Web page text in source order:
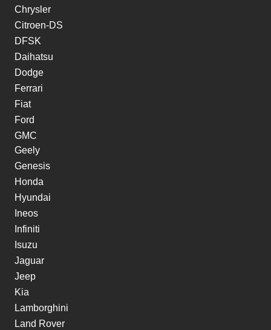
Chrysler
Citroen-DS
DFSK
Daihatsu
Dodge
Ferrari
Fiat
Ford
GMC
Geely
Genesis
Honda
Hyundai
Ineos
Infiniti
Isuzu
Jaguar
Jeep
Kia
Lamborghini
Land Rover